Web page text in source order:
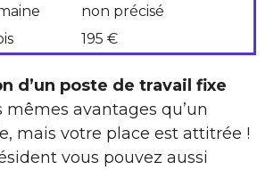
non précisé
195 €
d’un poste de travail fixe
avantages qu’un
mais votre place est attitrée !
vous pouvez aussi